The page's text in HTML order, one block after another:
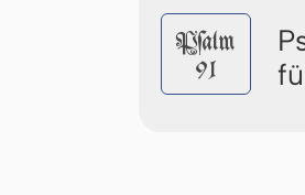
Pſalm
91